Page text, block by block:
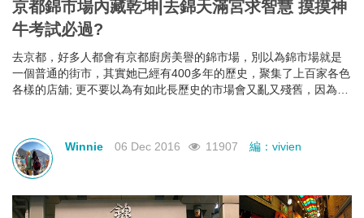
京都錦市場內藏乾坤|去錦天滿宮求智慧 摸摸神
牛考試必過?
去京都，好多人都會有京都廚房美譽的錦市場，別以為錦市場就是
一個普通的街市，其實她已經有400多年的歷史，聚集了上百家各色
各樣的店舖; 更不要以為有如此長歷史的市場會又亂又殘舊，因為這
Winnie
06 Dec 2016 11907 編：vivien